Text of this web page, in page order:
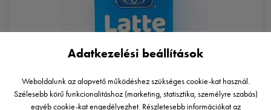
Adatkezelési beállítások
Weboldalunk az alapvető működéshez szükséges cookie-kat használ.
Szélesebb körű funkcionalitáshoz (marketing, statisztika, személyre szabás)
egyéb cookie-kat engedélyezhet. Részletesebb információkat az